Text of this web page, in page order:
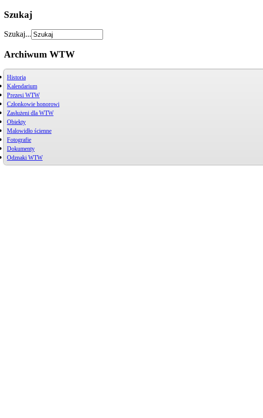
Szukaj
Szukaj...
Archiwum WTW
Historia
Kalendarium
Prezesi WTW
Członkowie honorowi
Zasłużeni dla WTW
Życiorys
Wiktor Szelągowski
Zasłużeni członkowie
Obiekty
Przystańul. Piwna 3
Mogiła
Malowidło ścienne
Fotografie
Zdjęcia archiwalne
Rysunki
Jerzy Bojańczyk
Dokumenty
Henryk Chrzanowski
Michał Jagodziński
Odznaki WTW